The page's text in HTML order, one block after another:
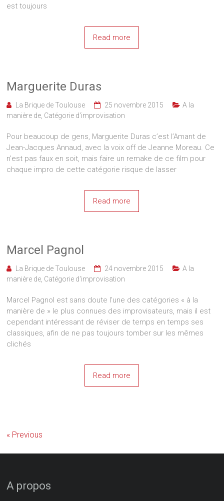
est toujours
Read more
Marguerite Duras
La Brique de Toulouse 25 novembre 2015
A la
manière de Catégorie d'improvisation
Pour beaucoup de gens, Marguerite Duras c’est l’Amant de
Jean-Jacques Annaud, avec la voix off de Jeanne Moreau. Ce
n’est pas faux en soit, mais faire un remake de ce film pour
chaque impro de cette catégorie risque de lasser
Read more
Marcel Pagnol
La Brique de Toulouse 24 novembre 2015
A la
manière de Catégorie d'improvisation
Marcel Pagnol est sans doute l’une des catégories « à la
manière de » le plus connues des improvisateurs, mais il est
cependant intéressant de réviser de temps en temps ses
classiques, afin de ne pas toujours tomber sur les mêmes
clichés
Read more
« Previous
A propos